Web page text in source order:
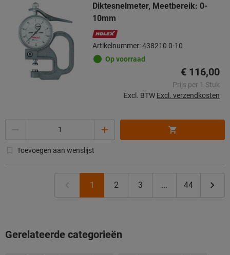
Diktesnelmeter, Meetbereik: 0-
10mm
Artikelnummer: 438210 0-10
Op voorraad
€ 116,00
Prijs per 1 Stuk
Excl. BTW Excl. verzendkosten
Toevoegen aan wenslijst
1 2 3 ... 44
Gerelateerde categorieën